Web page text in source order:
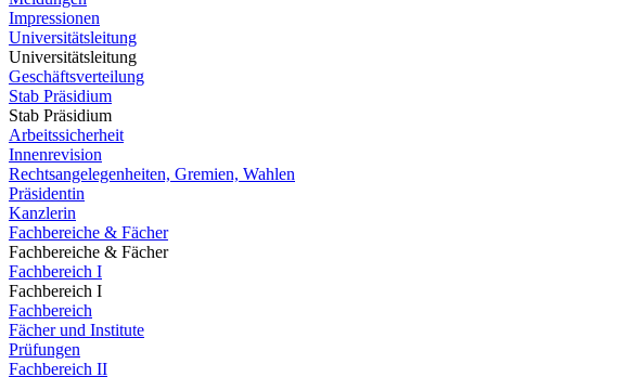
Impressionen
Universitätsleitung
Universitätsleitung
Geschäftsverteilung
Stab Präsidium
Stab Präsidium
Arbeitssicherheit
Innenrevision
Rechtsangelegenheiten, Gremien, Wahlen
Präsidentin
Kanzlerin
Fachbereiche & Fächer
Fachbereiche & Fächer
Fachbereich I
Fachbereich I
Fachbereich
Fächer und Institute
Prüfungen
Fachbereich II